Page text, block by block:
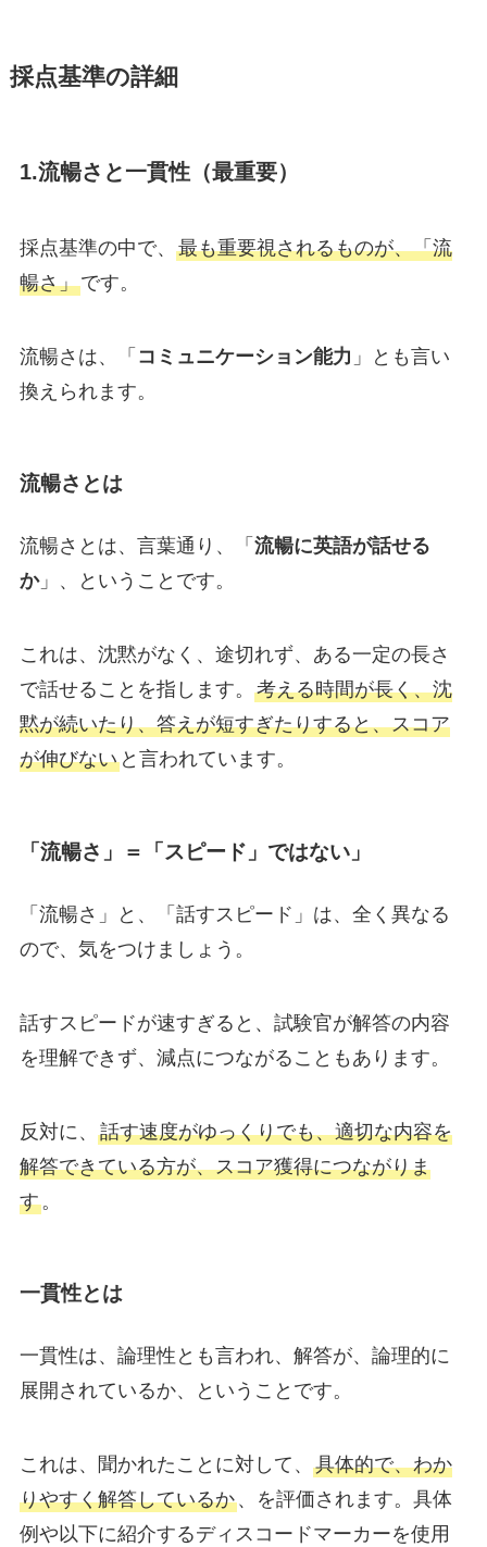
採点基準の詳細
1.流暢さと一貫性（最重要）
採点基準の中で、 最も重要視されるものが、「流
暢さ」です。
流暢さは、「 コミュニケーション能力 」とも言い
換えられます。
流暢さとは
流暢さとは、言葉通り、「 流暢に英語が話せる
か」、ということです。
これは、沈黙がなく、途切れず、ある一定の長さ
で話せることを指します。 考える時間が長く、沈
黙が続いたり、答えが短すぎたりすると、スコア
が伸びないと言われています。
「流暢さ」＝「スピード」ではない」
「流暢さ」と、「話すスピード」は、全く異なる
ので、気をつけましょう。
話すスピードが速すぎると、試験官が解答の内容
を理解できず、減点につながることもあります。
反対に、 話す速度がゆっくりでも、適切な内容を
解答できている方が、スコア獲得につながりま
す。
一貫性とは
一貫性は、論理性とも言われ、解答が、論理的に
展開されているか、ということです。
これは、聞かれたことに対して、 具体的で、わか
りやすく解答しているか、を評価されます。具体
例や以下に紹介するディスコードマーカーを使用